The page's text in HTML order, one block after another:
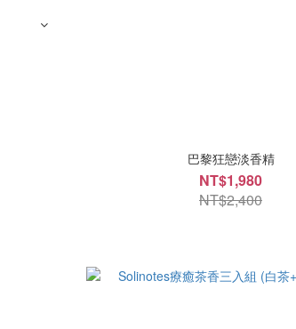
巴黎狂戀淡香精
NT$1,980
NT$2,400